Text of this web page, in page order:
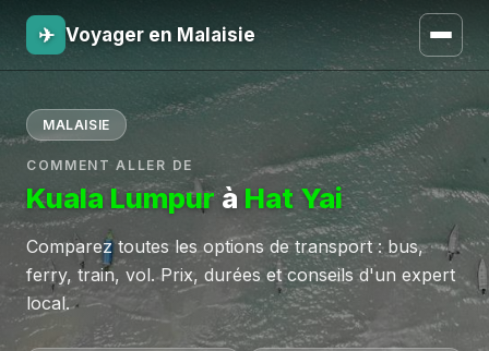
✈ Voyager en Malaisie
MALAISIE
COMMENT ALLER DE
Kuala Lumpurà Hat Yai
Comparez toutes les options de transport : bus,
ferry, train, vol. Prix, durées et conseils d'un expert
local.